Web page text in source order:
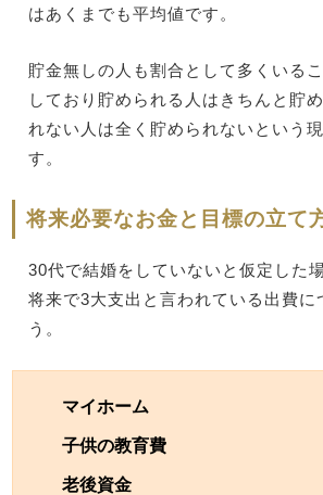
はあくまでも平均値です。
貯金無しの人も割合として多くいる
しており貯められる人はきちんと貯
れない人は全く貯められないという
す。
将来必要なお金と目標の立て
30代で結婚をしていないと仮定した
将来で3大支出と言われている出費に
う。
マイホーム
子供の教育費
老後資金